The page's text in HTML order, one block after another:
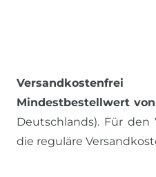
Mindestbestellwert von
Deutschlands). Für den
die reguläre